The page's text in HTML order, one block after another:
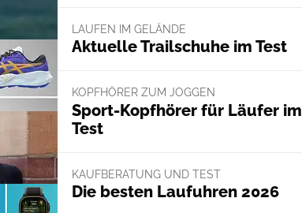
LAUFEN IM GELÄNDE
Aktuelle Trailschuhe im Test
KOPFHÖRER ZUM JOGGEN
Sport-Kopfhörer für Läufer im
Test
KAUFBERATUNG UND TEST
Die besten Laufuhren 2026